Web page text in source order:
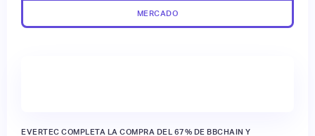
MERCADO
EVERTEC COMPLETA LA COMPRA DEL 67% DE BBCHAIN Y